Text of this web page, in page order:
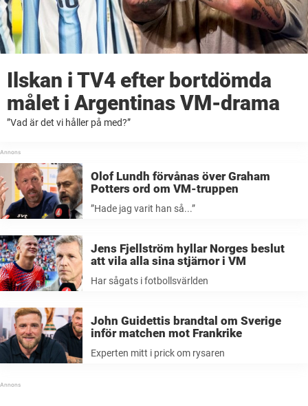
Ilskan i TV4 efter bortdömda
målet i Argentinas VM-drama
”Vad är det vi håller på med?”
Olof Lundh förvånas över Graham
Potters ord om VM-truppen
”Hade jag varit han så...”
Jens Fjellström hyllar Norges beslut
att vila alla sina stjärnor i VM
Har sågats i fotbollsvärlden
John Guidettis brandtal om Sverige
inför matchen mot Frankrike
Experten mitt i prick om rysaren